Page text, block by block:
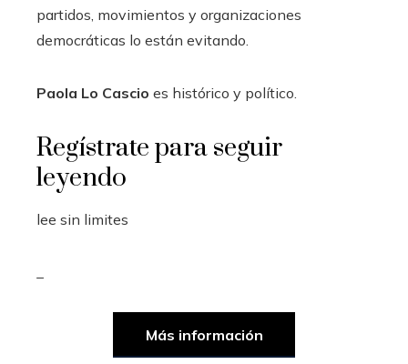
partidos, movimientos y organizaciones
democráticas lo están evitando.
Paola Lo Cascio es histórico y político.
Regístrate para seguir
leyendo
lee sin limites
Más información